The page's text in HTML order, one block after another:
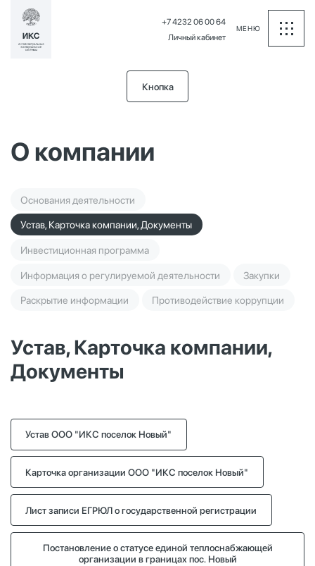
+7 4232 06 00 64
Личный кабинет
МЕНЮ
Кнопка
О компании
Основания деятельности
Устав, Карточка компании, Документы
Инвестиционная программа
Информация о регулируемой деятельности Закупки
Раскрытие информации Противодействие коррупции
Устав, Карточка компании,
Документы
Устав ООО "ИКС поселок Новый"
Карточка организации ООО "ИКС поселок Новый"
Лист записи ЕГРЮЛ о государственной регистрации
Постановление о статусе единой теплоснабжающей
организации в границах пос. Новый